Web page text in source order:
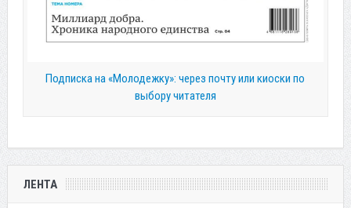
Подписка на «Молодежку»: через почту или киоски по
выбору читателя
ЛЕНТА